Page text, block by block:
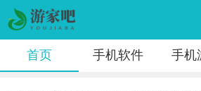
首页 手机软件 手机